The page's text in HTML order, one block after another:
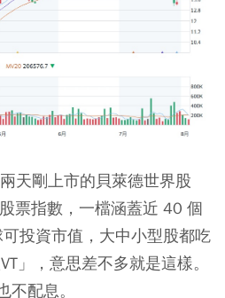
剛上市的貝萊德世界股
票指數，一檔涵蓋近 40 個
投資市值，大中小型股都吃
」，意思差不多就是這樣。
配息。